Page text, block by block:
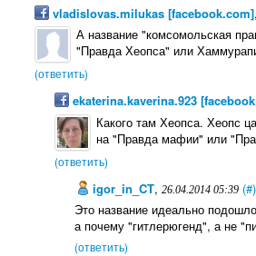
vladislovas.milukas [facebook.com],
А название "комсомольская
"Правда Хеопса" или
(ответить)
ekaterina.kaverina.923
Какого там Хеопса. Хеопс
на "Правда мафии" или
(ответить)
igor_in_CT, 26.04.2014 05:39 (#)
Это название идеально
а почему "гитлерюгенд", а не
(ответить)